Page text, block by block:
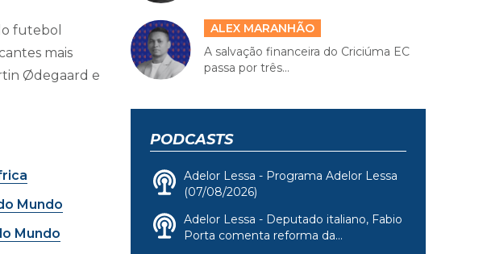
futebol
mais
Ødegaard e
Mundo
Mundo
ALEX MARANHÃO
A salvação financeira do Criciúma EC
passa por três...
PODCASTS
Adelor Lessa - Programa Adelor Lessa
(07/08/2026)
Adelor Lessa - Deputado italiano, Fabio
Porta comenta reforma da...